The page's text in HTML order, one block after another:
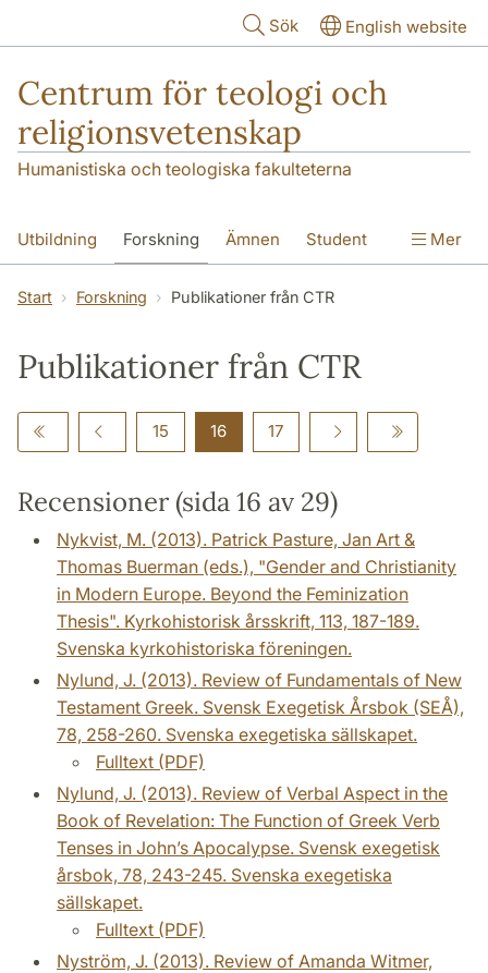
Sök English website
Centrum för teologi och
religionsvetenskap
Humanistiska och teologiska fakulteterna
Utbildning Forskning Ämnen Student
Institutionen
Mer
Start Forskning Publikationer från CTR
Publikationer från CTR
15 16 17
Recensioner (sida 16 av 29)
Nykvist, M. (2013). Patrick Pasture, Jan Art &
Thomas Buerman (eds.), "Gender and Christianity
in Modern Europe. Beyond the Feminization
Thesis". Kyrkohistorisk årsskrift, 113, 187-189.
Svenska kyrkohistoriska föreningen.
Nylund, J. (2013). Review of Fundamentals of New
Testament Greek. Svensk Exegetisk Årsbok (SEÅ),
78, 258-260. Svenska exegetiska sällskapet.
Fulltext (PDF)
Nylund, J. (2013). Review of Verbal Aspect in the
Book of Revelation: The Function of Greek Verb
Tenses in John’s Apocalypse. Svensk exegetisk
årsbok, 78, 243-245. Svenska exegetiska
sällskapet.
Fulltext (PDF)
Nyström, J. (2013). Review of Amanda Witmer,